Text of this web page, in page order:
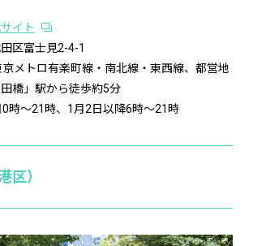
イト
区富士見2-4-1
メトロ有楽町線・南北線・東西線、都営地
橋」駅から徒歩約5分
時～21時、1月2日以降6時～21時
区）